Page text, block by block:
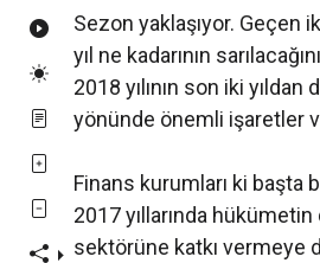
Sezon yaklaşıyor. Geçen
yıl ne kadarının
2018 yılının son iki
yönünde önemli işaretler
Finans kurumları ki başta
2017 yıllarında
sektörüne katkı vermeye